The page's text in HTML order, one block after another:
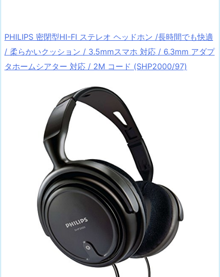
PHILIPS 密閉型HI-FI ステレオ ヘッドホン /長時間でも快適
/ 柔らかいクッション / 3.5mmスマホ 対応 / 6.3mm アダプ
タホームシアター 対応 / 2M コード (SHP2000/97)